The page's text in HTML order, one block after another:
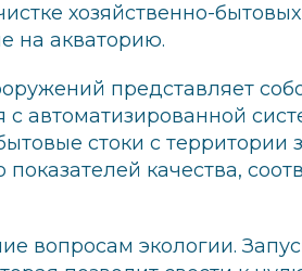
хозяйственно-бытовых
на акваторию.
представляет
автоматизированной
стоки с территории
качества,
вопросам экологии.